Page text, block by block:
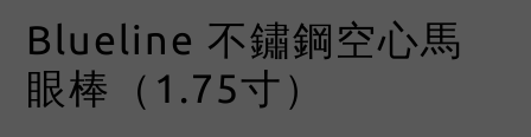
Blueline 不鏽鋼空心馬
眼棒（1.75寸）